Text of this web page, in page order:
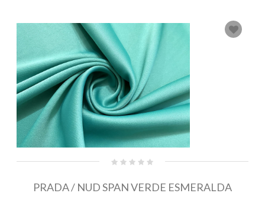
PRADA / NUD SPAN VERDE ESMERALDA